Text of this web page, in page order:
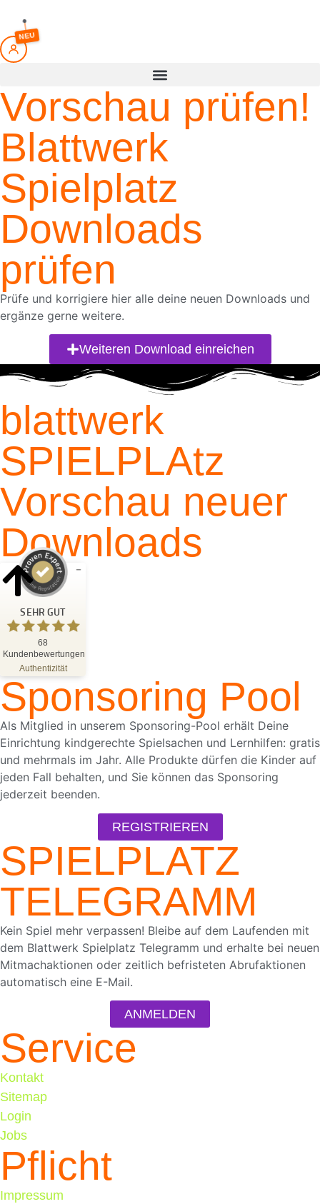
springen
NEU
Vorschau prüfen!
Blattwerk
Spielplatz
Downloads
prüfen
Prüfe und korrigiere hier alle deine neuen Downloads und
ergänze gerne weitere.
Weiteren Download einreichen
blattwerk
SPIELPLAtz
Vorschau neuer
Downloads
SEHR GUT
68
Kundenbewertungen
Authentizität
Kundenbewertungen und Erfahrungen zu
Blattwerk Media GmbH
SEHR GUT
4,81
/
5,00
68
Bewertungen auf ProvenExpert.com
Blick aufs ProvenExpert-Profil werfen
18.05.2026
Sponsoring Pool
Als Mitglied in unserem Sponsoring-Pool erhält Deine
Einrichtung kindgerechte Spielsachen und Lernhilfen: gratis
und mehrmals im Jahr. Alle Produkte dürfen die Kinder auf
jeden Fall behalten, und Sie können das Sponsoring
jederzeit beenden.
REGISTRIEREN
SPIELPLATZ
TELEGRAMM
Kein Spiel mehr verpassen! Bleibe auf dem Laufenden mit
dem Blattwerk Spielplatz Telegramm und erhalte bei neuen
Mitmachaktionen oder zeitlich befristeten Abrufaktionen
automatisch eine E-Mail.
ANMELDEN
Service
Kontakt
Sitemap
Login
Jobs
Pflicht
Impressum